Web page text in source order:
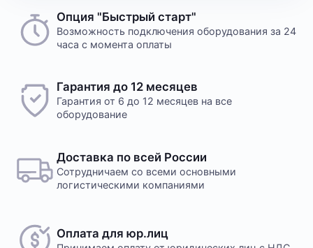
Опция "Быстрый старт"
Возможность подключения оборудования за 24
часа с момента оплаты
Гарантия до 12 месяцев
Гарантия от 6 до 12 месяцев на все
оборудование
Доставка по всей России
Сотрудничаем со всеми основными
логистическими компаниями
Оплата для юр.лиц